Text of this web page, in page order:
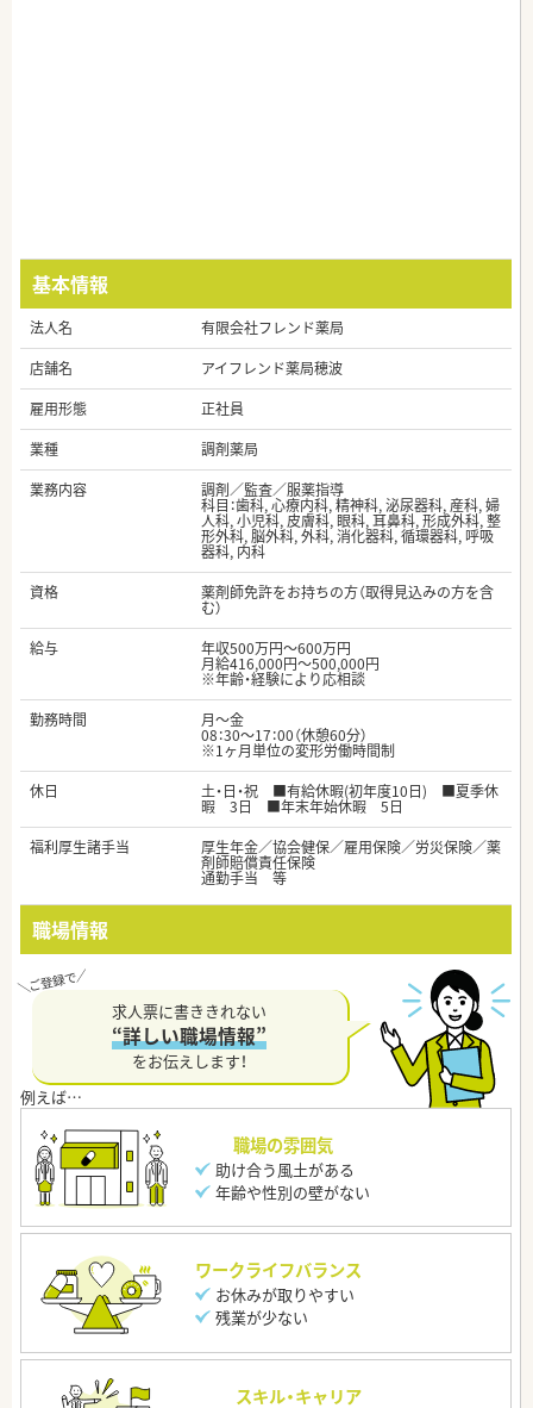
基本情報
法人名
有限会社フレンド薬局
店舗名
アイフレンド薬局穂波
雇用形態
正社員
業種
調剤薬局
業務内容
調剤／監査／服薬指導
科目：歯科, 心療内科, 精神科, 泌尿器科, 産科, 婦
人科, 小児科, 皮膚科, 眼科, 耳鼻科, 形成外科, 整
形外科, 脳外科, 外科, 消化器科, 循環器科, 呼吸
器科, 内科
資格
薬剤師免許をお持ちの方（取得見込みの方を含
む）
給与
年収500万円～600万円
月給416,000円～500,000円
※年齢・経験により応相談
勤務時間
月～金
08：30～17：00（休憩60分）
※1ヶ月単位の変形労働時間制
休日
土・日・祝 ■有給休暇(初年度10日) ■夏季休
暇 3日 ■年末年始休暇 5日
福利厚生諸手当
厚生年金／協会健保／雇用保険／労災保険／薬
剤師賠償責任保険
通勤手当 等
職場情報
求人票に書ききれない
“詳しい職場情報”
をお伝えします！
職場の雰囲気
助け合う風土がある
年齢や性別の壁がない
ワークライフバランス
お休みが取りやすい
残業が少ない
スキル・キャリア